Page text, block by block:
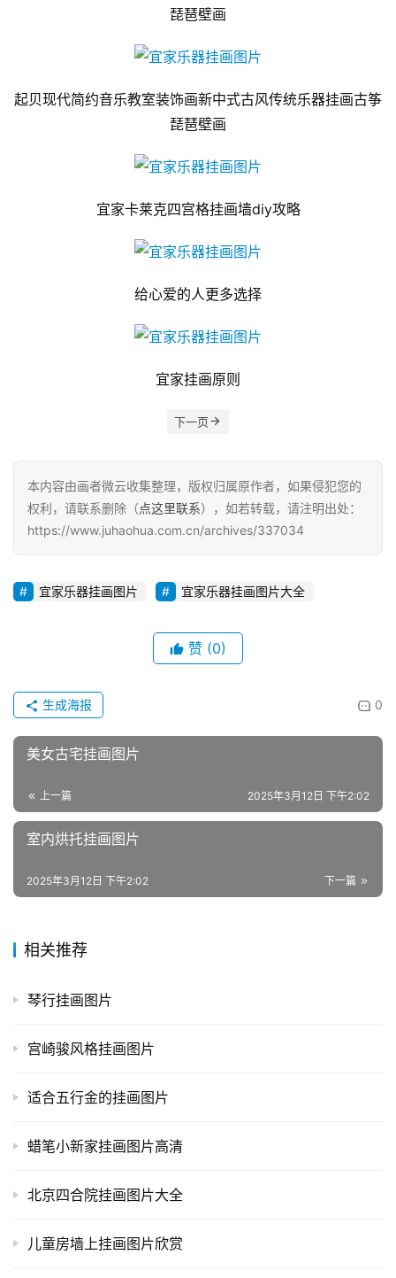
琵琶壁画
起贝现代简约音乐教室装饰画新中式古风传统乐器挂画古筝
琵琶壁画
宜家卡莱克四宫格挂画墙diy攻略
给心爱的人更多选择
宜家挂画原则
下一页
本内容由画者微云收集整理，版权归属原作者，如果侵犯您的
权利，请联系删除（点这里联系），如若转载，请注明出处：
https://www.juhaohua.com.cn/archives/337034
宜家乐器挂画图片 宜家乐器挂画图片大全
赞 (0)
0
生成海报
美女古宅挂画图片
上一篇 2025年3月12日 下午2:02
室内烘托挂画图片
下一篇
2025年3月12日 下午2:02
相关推荐
琴行挂画图片
宫崎骏风格挂画图片
适合五行金的挂画图片
蜡笔小新家挂画图片高清
北京四合院挂画图片大全
儿童房墙上挂画图片欣赏